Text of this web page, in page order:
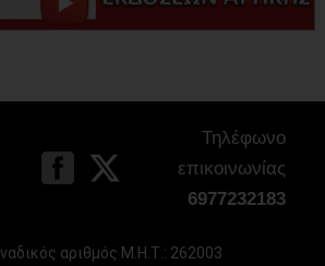
Τηλέφωνο
επικοινωνίας
6977232183
αριθμός Μ.Η.Τ.: 262003